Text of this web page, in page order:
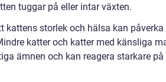
tuggar på eller intar växten.
kattens storlek och hälsa kan påverka
katter och katter med känsliga
ämnen och kan reagera starkare på